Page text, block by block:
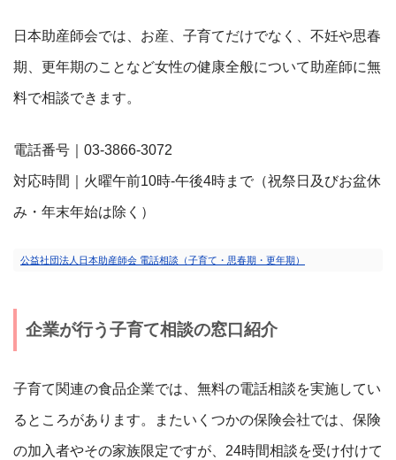
日本助産師会では、お産、子育てだけでなく、不妊や思春
期、更年期のことなど女性の健康全般について助産師に無
料で相談できます。
電話番号｜03-3866-3072
対応時間｜火曜午前10時-午後4時まで（祝祭日及びお盆休
み・年末年始は除く）
公益社団法人日本助産師会 電話相談（子育て・思春期・更年期）
企業が行う子育て相談の窓口紹介
子育て関連の食品企業では、無料の電話相談を実施してい
るところがあります。またいくつかの保険会社では、保険
の加入者やその家族限定ですが、24時間相談を受け付けて